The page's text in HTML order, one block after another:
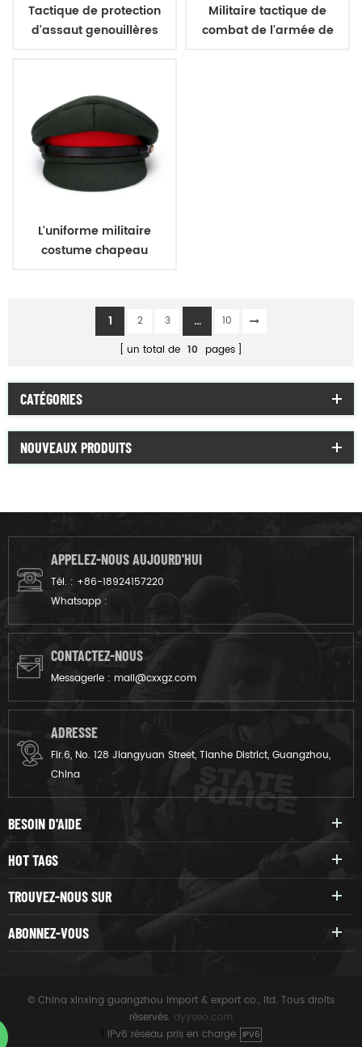
Tactique de protection
d'assaut genouillères
Militaire tactique de
combat de l'armée de
L'uniforme militaire
costume chapeau
1 2 3 ...
10
un total de 10 pages
CATÉGORIES
NOUVEAUX PRODUITS
APPELEZ-NOUS AUJOURD'HUI
Tél. : +86-18924157220
Whatsapp :
CONTACTEZ-NOUS
Messagerie : mail@cxxgz.com
ADRESSE
Flr.6, No. 128 Jiangyuan Street, Tianhe District, Guangzhou,
China
BESOIN D'AIDE
HOT TAGS
TROUVEZ-NOUS SUR
ABONNEZ-VOUS
© China xinxing guangzhou import & export co., ltd. Tous droits
réservés. dyyseo.com
IPv6 réseau pris en charge IPV6